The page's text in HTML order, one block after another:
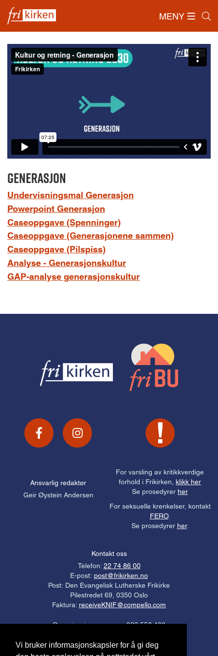
Vi bruker informasjonskapsler for å gi deg
MENY
Forside/Ressurser Generasjon
Generasjon
Undervisningsmal Generasjon
Powerpoint Generasjon
Caseoppgave (Spenninger)
Caseoppgave (Generasjonene sammen)
Caseoppgave (Pilspiss)
Analyse - Generasjonskultur
GAP-analyse generasjonskultur
Kontakt oss
Telefon: 22 74 86 00
E-post: post@frikirken.no
Post: Den Evangelisk Lutherske Frikirke
Pilestredet 69, 0350 Oslo
Faktura: receiveKNIF@compello.com
Organisasjonsnummer: 963 558 406
Personvernerklæring.
Ansvarlig redaktør
Geir Øystein Andersen
For varsling av kritikkverdige
forhold i Frikirken, klikk her
Se prosedyrer her
For seksuelle krenkelser, kontakt
FERO.
Se prosedyrer her.